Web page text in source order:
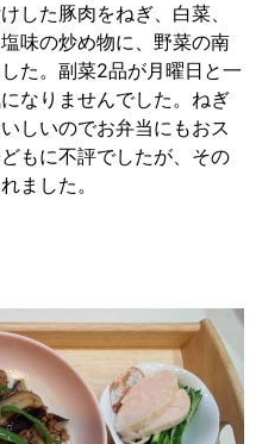
した豚肉をねぎ、白菜、
味の炒め物に、野菜の南
た。副菜2品が月曜日と一
なりませんでした。ねぎ
しいのでお弁当にもおス
もに不評でしたが、その
ました。